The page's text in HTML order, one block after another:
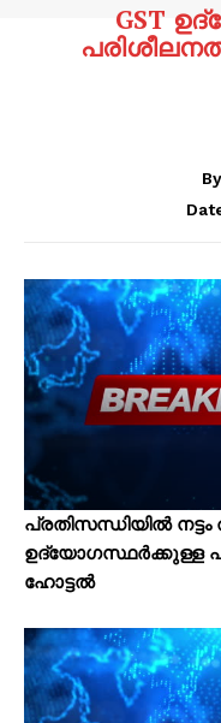
GST
പ്രതിസന്ധിയിൽ
ഉദ്യോഗസ്ഥർക്കുള്ള
ഹോട്ടൽ